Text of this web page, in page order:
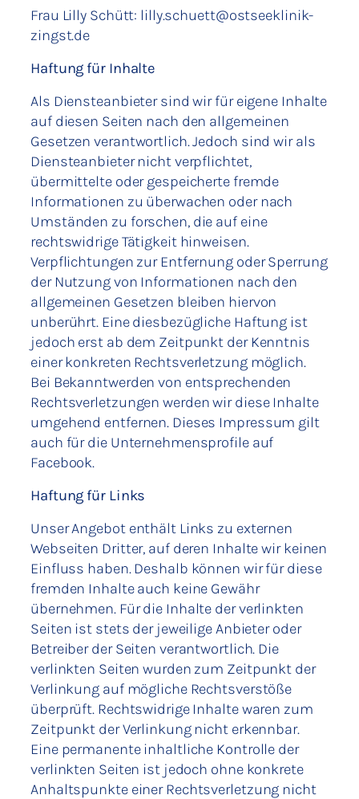
Frau Lilly Schütt: lilly.schuett@ostseeklinik-
zingst.de
Haftung für Inhalte
Als Diensteanbieter sind wir für eigene Inhalte
auf diesen Seiten nach den allgemeinen
Gesetzen verantwortlich. Jedoch sind wir als
Diensteanbieter nicht verpflichtet,
übermittelte oder gespeicherte fremde
Informationen zu überwachen oder nach
Umständen zu forschen, die auf eine
rechtswidrige Tätigkeit hinweisen.
Verpflichtungen zur Entfernung oder Sperrung
der Nutzung von Informationen nach den
allgemeinen Gesetzen bleiben hiervon
unberührt. Eine diesbezügliche Haftung ist
jedoch erst ab dem Zeitpunkt der Kenntnis
einer konkreten Rechtsverletzung möglich.
Bei Bekanntwerden von entsprechenden
Rechtsverletzungen werden wir diese Inhalte
umgehend entfernen. Dieses Impressum gilt
auch für die Unternehmensprofile auf
Facebook.
Haftung für Links
Unser Angebot enthält Links zu externen
Webseiten Dritter, auf deren Inhalte wir keinen
Einfluss haben. Deshalb können wir für diese
fremden Inhalte auch keine Gewähr
übernehmen. Für die Inhalte der verlinkten
Seiten ist stets der jeweilige Anbieter oder
Betreiber der Seiten verantwortlich. Die
verlinkten Seiten wurden zum Zeitpunkt der
Verlinkung auf mögliche Rechtsverstöße
überprüft. Rechtswidrige Inhalte waren zum
Zeitpunkt der Verlinkung nicht erkennbar.
Eine permanente inhaltliche Kontrolle der
verlinkten Seiten ist jedoch ohne konkrete
Anhaltspunkte einer Rechtsverletzung nicht